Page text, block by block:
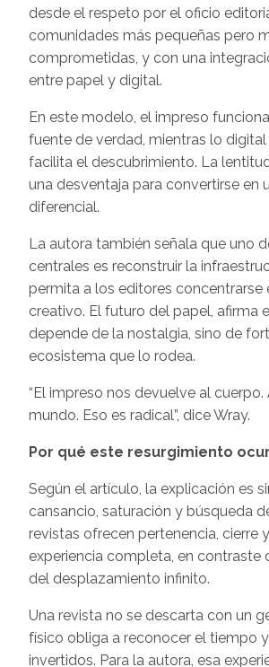
desde el respeto por el oficio
comunidades más pequeñas pero
comprometidas, y con una
entre papel y digital.
En este modelo, el impreso
fuente de verdad, mientras lo
facilita el descubrimiento. La
una desventaja para convertirse en
diferencial.
La autora también señala que uno
centrales es reconstruir la
permita a los editores concentrarse
creativo. El futuro del papel, afirma
depende de la nostalgia, sino de
ecosistema que lo rodea.
“El impreso nos devuelve al cuerpo.
mundo. Eso es radical”, dice Wray.
Por qué este resurgimiento
Según el artículo, la explicación es
cansancio, saturación y búsqueda
revistas ofrecen pertenencia, cierre
experiencia completa, en contraste
del desplazamiento infinito.
Una revista no se descarta con un
físico obliga a reconocer el tiempo
invertidos. Para la autora, esa